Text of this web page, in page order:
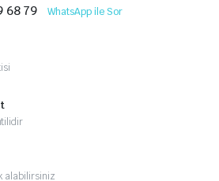
68 79 WhatsApp ile Sor
alabilirsiniz